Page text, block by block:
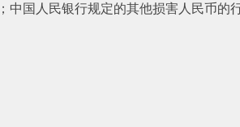
国人民银行规定的其他损害人民币